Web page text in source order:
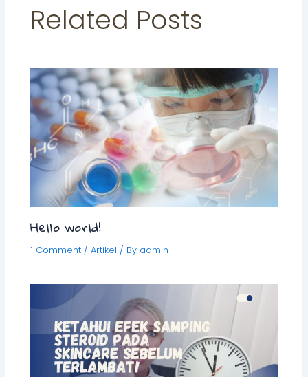
Related Posts
Hello world!
1 Comment /Artikel / By admin